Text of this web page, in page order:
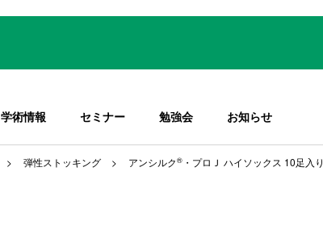
学術情報 セミナー 勉強会 お知らせ
弾性ストッキング アンシルク® ・プロＪ ハイソックス 10足入り